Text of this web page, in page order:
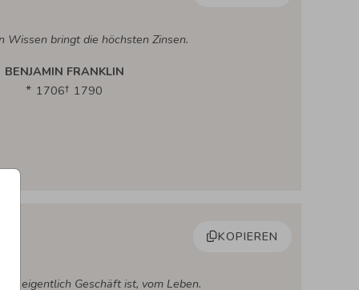
Wissen bringt die höchsten Zinsen.
BENJAMIN FRANKLIN
1706
1790
KOPIEREN
eigentlich Geschäft ist, vom Leben.